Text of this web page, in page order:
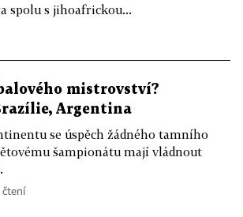
spolu s jihoafrickou...
mistrovství?
Argentina
se úspěch žádného tamního
šampionátu mají vládnout
čtení